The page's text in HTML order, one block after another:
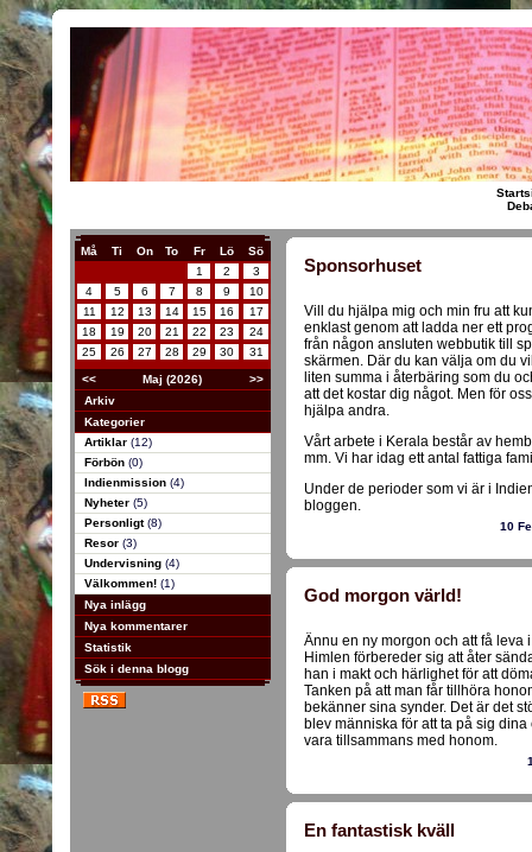
Må Ti On To Fr Lö
Sö
1
2
3
4
5 6 7 8 9
10
11
12 13 14 15 16
17
18
19 20 21 22 23
24
25
26 27 28 29 30 31
<< Maj (2026)
>>
Arkiv
Kategorier
Artiklar (12)
Förbön (0)
Indienmission (4)
Nyheter (5)
Personligt(8)
Resor (3)
Undervisning (4)
Välkommen! (1)
Nya inlägg
Nya kommentarer
Statistik
Sök i denna blogg
Sponsorhuset
Vill du hjälpa mig och min fru att
enklast genom att ladda ner ett
från någon ansluten webbutik till
skärmen. Där du kan välja om du
liten summa i återbäring som du
att det kostar dig något. Men för
hjälpa andra.
Vårt arbete i Kerala består av
mm. Vi har idag ett antal fattiga
Under de perioder som vi är i
bloggen.
10
God morgon värld!
Ännu en ny morgon och att få leva
Himlen förbereder sig att åter
han i makt och härlighet för att
Tanken på att man får tillhöra
bekänner sina synder. Det är det
blev människa för att ta på sig
vara tillsammans med honom.
En fantastisk kväll